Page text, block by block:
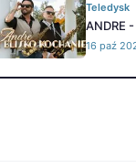
Teledysk
ANDRE
16 paź